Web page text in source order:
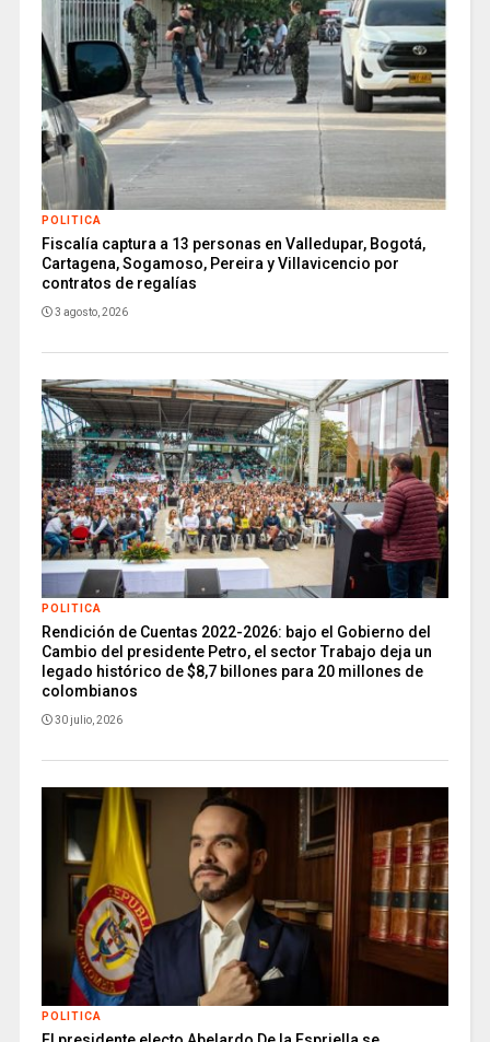
POLITICA
Fiscalía captura a 13 personas en Valledupar, Bogotá,
Cartagena, Sogamoso, Pereira y Villavicencio por
contratos de regalías
3 agosto, 2026
POLITICA
Rendición de Cuentas 2022-2026: bajo el Gobierno del
Cambio del presidente Petro, el sector Trabajo deja un
legado histórico de $8,7 billones para 20 millones de
colombianos
30 julio, 2026
POLITICA